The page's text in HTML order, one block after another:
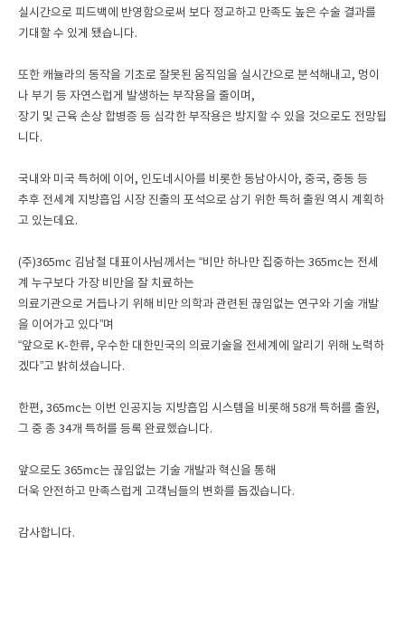
실시간으로 피드백에 반영함으로써 보다 정교하고 만족도 높은 수술 결과를
기대할 수 있게 됐습니다.
또한 캐뉼라의 동작을 기초로 잘못된 움직임을 실시간으로 분석해내고, 멍이
나 부기 등 자연스럽게 발생하는 부작용을 줄이며,
장기 및 근육 손상 합병증 등 심각한 부작용은 방지할 수 있을 것으로도 전망됩
니다.
국내와 미국 특허에 이어, 인도네시아를 비롯한 동남아시아, 중국, 중동 등
추후 전세계 지방흡입 시장 진출의 포석으로 삼기 위한 특허 출원 역시 계획하
고 있는데요.
(주)365mc 김남철 대표이사님께서는 “비만 하나만 집중하는 365mc는 전세
계 누구보다 가장 비만을 잘 치료하는
의료기관으로 거듭나기 위해 비만 의학과 관련된 끊임없는 연구와 기술 개발
을 이어가고 있다”며
“앞으로 K-한류, 우수한 대한민국의 의료기술을 전세계에 알리기 위해 노력하
겠다”고 밝히셨습니다.
한편, 365mc는 이번 인공지능 지방흡입 시스템을 비롯해 58개 특허를 출원,
그 중 총 34개 특허를 등록 완료했습니다.
앞으로도 365mc는 끊임없는 기술 개발과 혁신을 통해
더욱 안전하고 만족스럽게 고객님들의 변화를 돕겠습니다.
감사합니다.